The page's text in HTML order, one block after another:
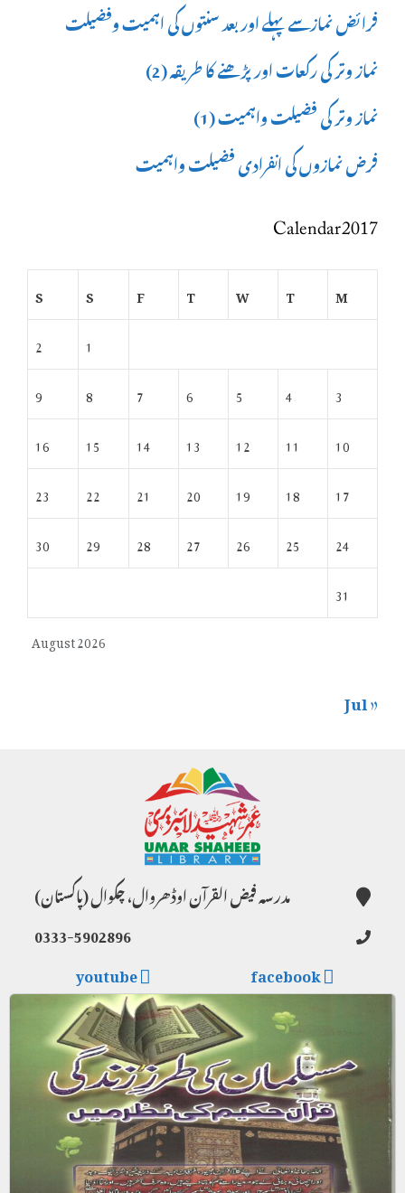
فرائض نمازسے پہلے اور بعد سنتوں کی اہمیت وفضیلت
نماز وتر کی رکعات اور پڑھنے کا طریقہ (2)
نماز وتر کی فضیلت واہمیت (1)
فرض نمازوں کی انفرادی فضیلت واہمیت
Calendar 2017
August 2026
M
T
W
T
F
S
S
1
2
3
4
5
6
7
8
9
10
11
12
13
14
15
16
17
18
19
20
21
22
23
24
25
26
27
28
29
30
31
« Jul
مدرسہ فیض القرآن اوڈھروال، چکوال (پاکستان)
0333-5902896
facebook
youtube